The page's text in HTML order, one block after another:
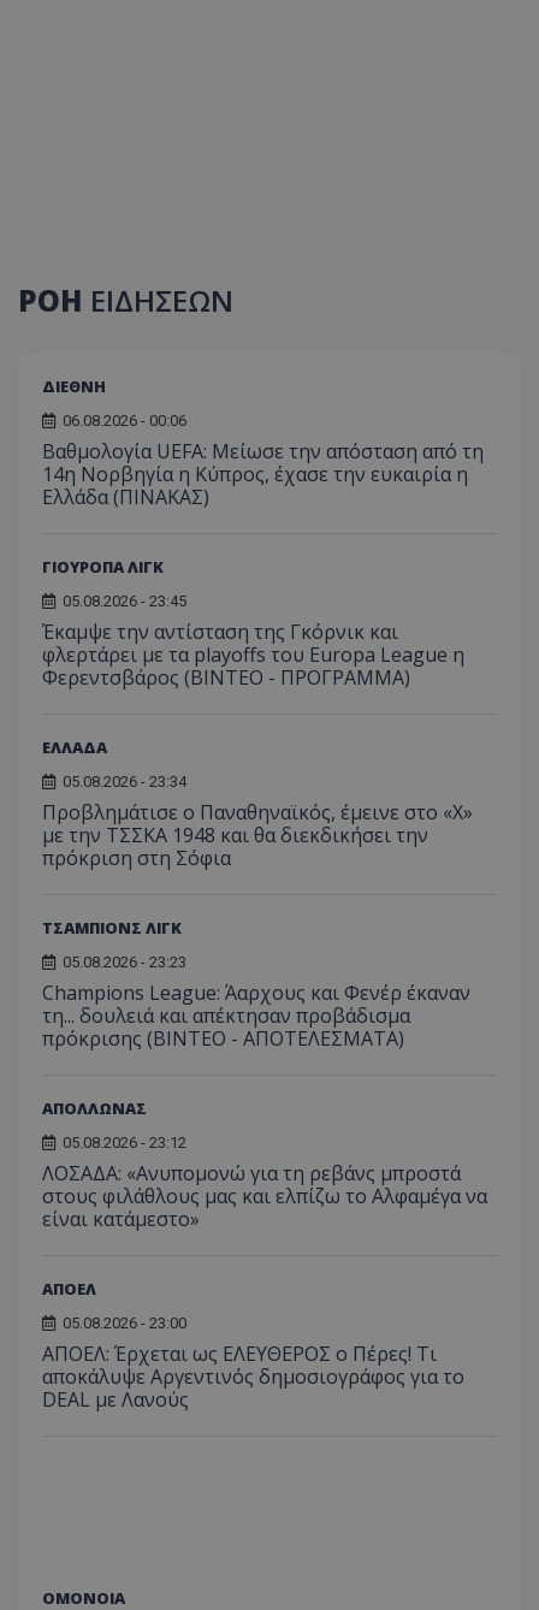
ΡΟΗ ΕΙΔΗΣΕΩΝ
ΔΙΕΘΝΗ
06.08.2026 - 00:06
Βαθμολογία UEFA: Μείωσε την απόσταση από τη
14η Νορβηγία η Κύπρος, έχασε την ευκαιρία η
Ελλάδα (ΠΙΝΑΚΑΣ)
ΓΙΟΥΡΟΠΑ ΛΙΓΚ
05.08.2026 - 23:45
Έκαμψε την αντίσταση της Γκόρνικ και
φλερτάρει με τα playoffs του Europa League η
Φερεντσβάρος (ΒΙΝΤΕΟ - ΠΡΟΓΡΑΜΜΑ)
ΕΛΛΑΔΑ
05.08.2026 - 23:34
Προβλημάτισε ο Παναθηναϊκός, έμεινε στο «Χ»
με την ΤΣΣΚΑ 1948 και θα διεκδικήσει την
πρόκριση στη Σόφια
ΤΣΑΜΠΙΟΝΣ ΛΙΓΚ
05.08.2026 - 23:23
Champions League: Άαρχους και Φενέρ έκαναν
τη... δουλειά και απέκτησαν προβάδισμα
πρόκρισης (ΒΙΝΤΕΟ - ΑΠΟΤΕΛΕΣΜΑΤΑ)
ΑΠΟΛΛΩΝΑΣ
05.08.2026 - 23:12
ΛΟΣΑΔΑ: «Ανυπομονώ για τη ρεβάνς μπροστά
στους φιλάθλους μας και ελπίζω το Αλφαμέγα να
είναι κατάμεστο»
ΑΠΟΕΛ
05.08.2026 - 23:00
ΑΠΟΕΛ: Έρχεται ως ΕΛΕΥΘΕΡΟΣ ο Πέρες! Τι
αποκάλυψε Αργεντινός δημοσιογράφος για το
DEAL με Λανούς
ΟΜΟΝΟΙΑ